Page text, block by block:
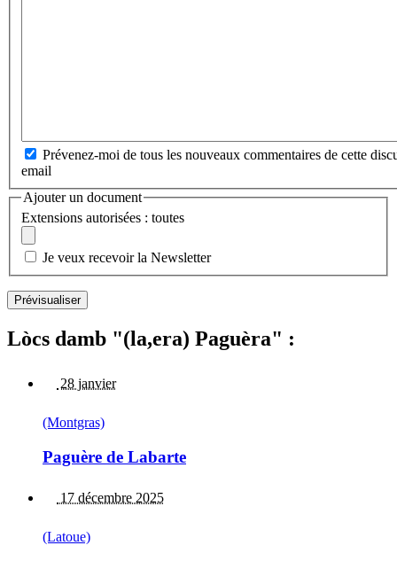
Prévenez-moi de tous les nouveaux commentaires de cette
email
Ajouter un document
Extensions autorisées : toutes
Je veux recevoir la Newsletter
Lòcs damb "(la,era) Paguèra" :
28 janvier
(Montgras)
Paguère de Labarte
17 décembre 2025
(Latoue)